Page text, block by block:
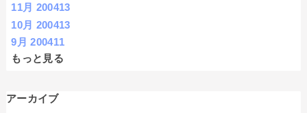
11月 200413
10月 200413
9月 200411
もっと見る
アーカイブ